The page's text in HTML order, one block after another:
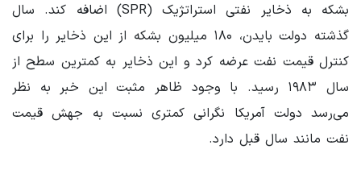
بشکه به ذخایر نفتی استراتژیک (SPR) اضافه کند. سال
گذشته دولت بایدن، ۱۸۰ میلیون بشکه از این ذخایر را برای
کنترل قیمت نفت عرضه کرد و این ذخایر به کمترین سطح از
سال ۱۹۸۳ رسید. با وجود ظاهر مثبت این خبر به نظر
می‌رسد دولت آمریکا نگرانی کمتری نسبت به جهش قیمت
نفت مانند سال قبل دارد.